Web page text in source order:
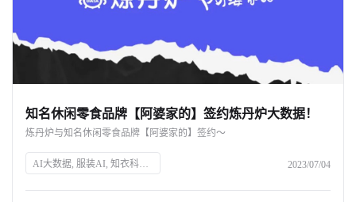
知名休闲零食品牌【阿婆家的】签约炼丹炉大数据！
炼丹炉与知名休闲零食品牌【阿婆家的】签约～
AI大数据, 服装AI, 知衣科技, 阿婆家的, 休闲零食, 炼丹炉大数据, 商业趋势洞察, 数据采集, 电商数据分析 2023/07/04